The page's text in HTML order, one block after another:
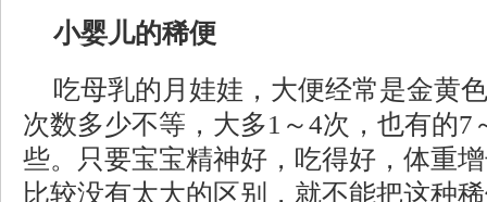
小婴儿的稀便
吃母乳的月娃娃，大便经常是金黄
次数多少不等，大多1～4次，也有的7
些。只要宝宝精神好，吃得好，体重
比较没有太大的区别，就不能把这种